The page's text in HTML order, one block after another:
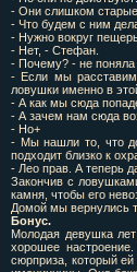
- Они слишком
- Что будем с ним
- Нужно вокруг
- Нет, - Стефан.
- Почему? - не поняла
- Если мы расставим
ловушки именно в
- А как мы сюда
- А зачем нам сюда
- Но+
- Мы нашли то, что
подходит близко к
- Лео прав. А теперь
Закончив с
камня, чтобы его
Домой мы вернулись
Бонус.
Молодая девушка
хорошее
сюрприза, который